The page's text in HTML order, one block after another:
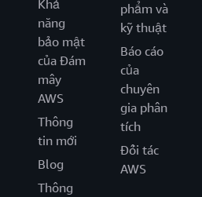
Khả
năng
bảo mật
của Đám
mây
AWS
Thông
tin mới
Blog
Thông
phẩm và
kỹ thuật
Báo cáo
của
chuyên
gia phân
tích
Đối tác
AWS